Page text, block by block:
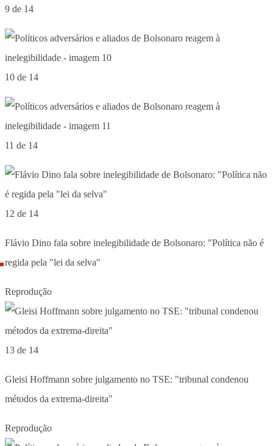
9 de 14
10 de 14
11 de 14
12 de 14
Flávio Dino fala sobre inelegibilidade de Bolsonaro: "Política não é
regida pela "lei da selva"
Reprodução
13 de 14
Gleisi Hoffmann sobre julgamento no TSE: "tribunal condenou
métodos da extrema-direita"
Reprodução